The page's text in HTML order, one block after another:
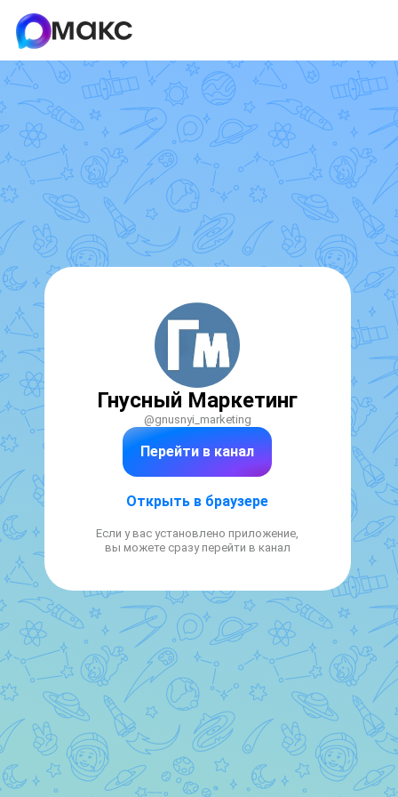
Гнусный Маркетинг
@gnusnyi_marketing
Перейти в канал
Открыть в браузере
Если у вас установлено приложение,
вы можете сразу перейти в канал